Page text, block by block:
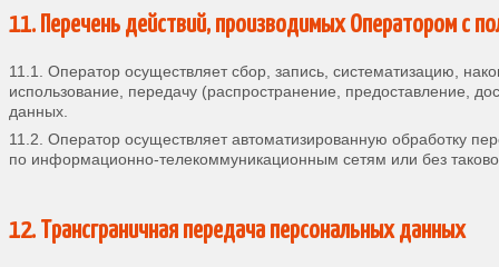
11. Перечень действий, производимых Оператором с
11.1. Оператор осуществляет сбор, запись, систематизацию,
использование, передачу (распространение, предоставление,
данных.
11.2. Оператор осуществляет автоматизированную обработку
по информационно-телекоммуникационным сетям или без
12. Трансграничная передача персональных данных